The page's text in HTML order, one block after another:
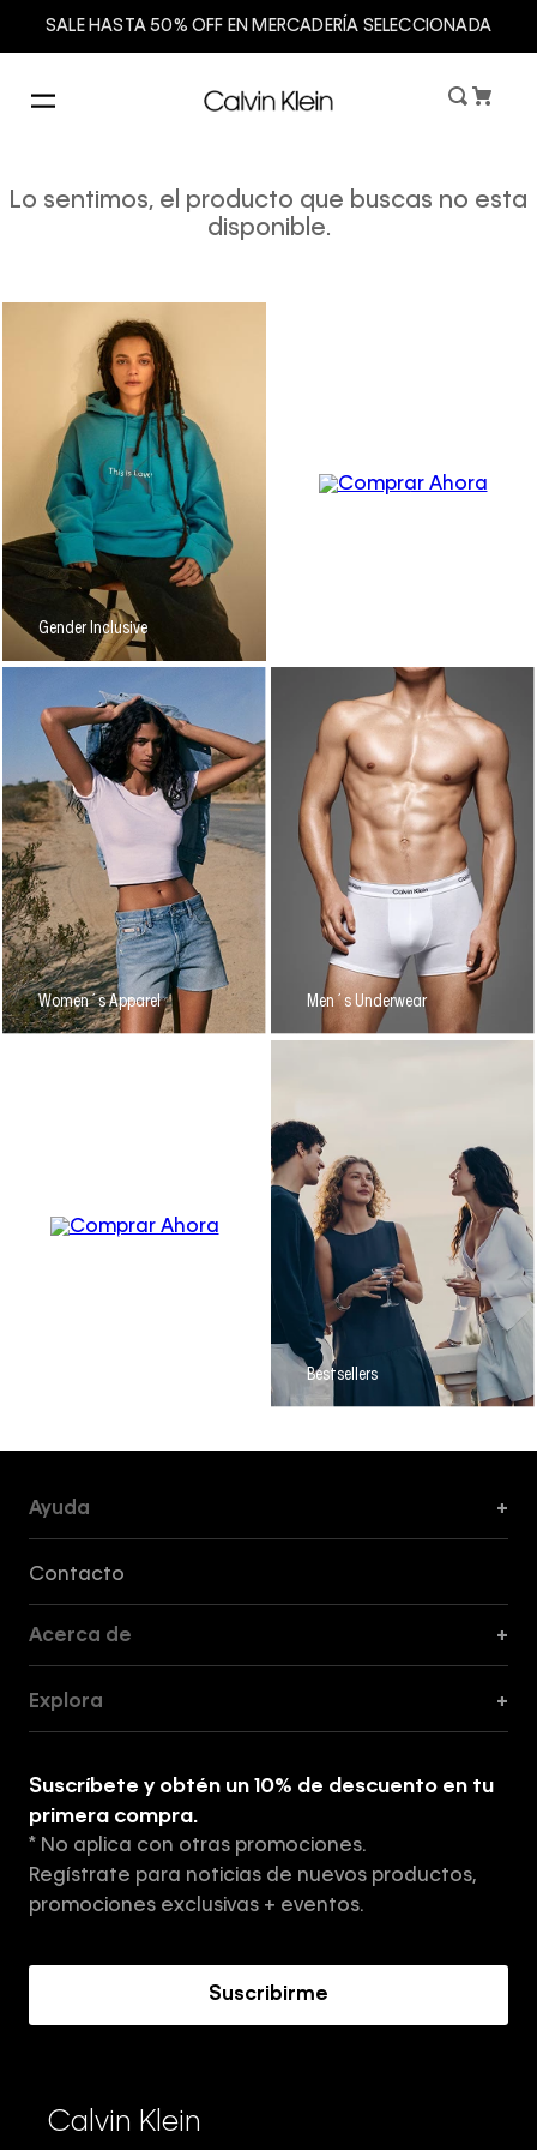
SALE HASTA 50% OFF EN MERCADERÍA SELECCIONADA
Lo sentimos, el producto que buscas no esta
disponible.
Gender Inclusive
Women´s Apparel Men´s Underwear
Men´s
Bestsellers
Ayuda +
Contacto
Acerca de +
Tiendas
Aviso de privacidad
Términos y Condiciones
Explora +
Suscríbete y obtén un 10% de descuento en tu
primera compra.
* No aplica con otras promociones.
Regístrate para noticias de nuevos productos,
promociones exclusivas + eventos.
Suscribirme
Calvin Klein